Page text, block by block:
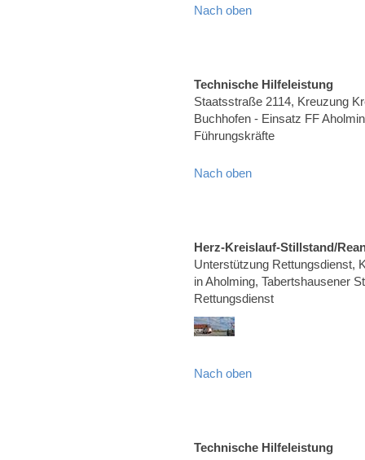
Nach oben
Technische Hilfeleistung
Staatsstraße 2114, Kreuzung
Buchhofen - Einsatz FF
Führungskräfte
Nach oben
Herz-Kreislauf-Stillstand/
Unterstützung Rettungsdienst,
in Aholming, Tabertshausener
Rettungsdienst
Nach oben
Technische Hilfeleistung